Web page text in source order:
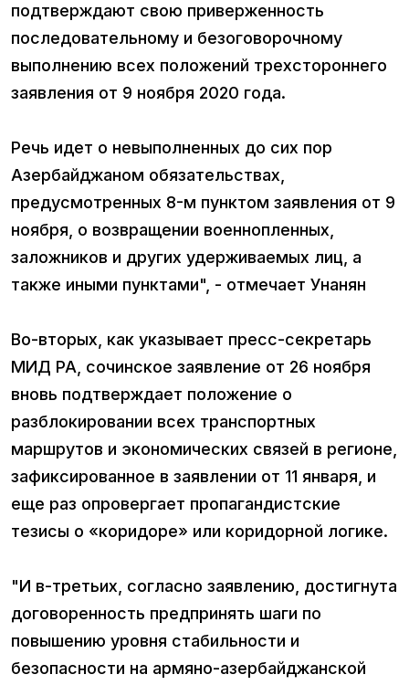
подтверждают свою приверженность
последовательному и безоговорочному
выполнению всех положений трехстороннего
заявления от 9 ноября 2020 года.
Речь идет о невыполненных до сих пор
Азербайджаном обязательствах,
предусмотренных 8-м пунктом заявления от 9
ноября, о возвращении военнопленных,
заложников и других удерживаемых лиц, а
также иными пунктами", - отмечает Унанян
Во-вторых, как указывает пресс-секретарь
МИД РА, сочинское заявление от 26 ноября
вновь подтверждает положение о
разблокировании всех транспортных
маршрутов и экономических связей в регионе,
зафиксированное в заявлении от 11 января, и
еще раз опровергает пропагандистские
тезисы о «коридоре» или коридорной логике.
"И в-третьих, согласно заявлению, достигнута
договоренность предпринять шаги по
повышению уровня стабильности и
безопасности на армяно-азербайджанской